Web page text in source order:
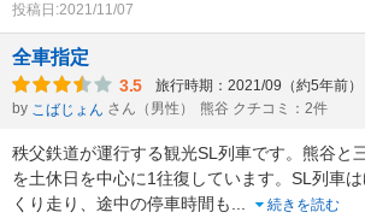
投稿日:2021/11/07
全車指定
3.5 旅行時期：2021/09（約5年前）
by こばじょん さん（男性） 熊谷 クチコミ：2件
秩父鉄道が運行する観光SL列車です。熊谷と
を土休日を中心に1往復しています。SL列車は
くり走り、途中の停車時間も
続きを読む